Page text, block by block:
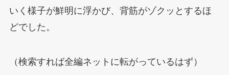
いく様子が鮮明に浮かび、背筋がゾクッとするほ
どでした。
（検索すれば全編ネットに転がっているはず）